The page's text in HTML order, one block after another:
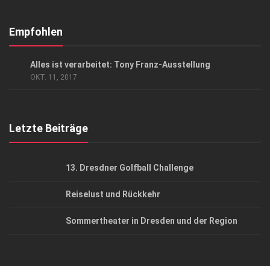
Kontakt, Impressum
Empfohlen
Alles ist verarbeitet: Tony Franz-Ausstellung
OKT. 11, 2017
Letzte Beiträge
13. Dresdner Golfball Challenge
Reiselust und Rückkehr
Sommertheater in Dresden und der Region